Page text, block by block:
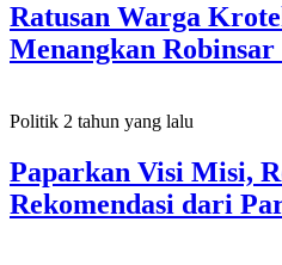
Ratusan Warga
Menangkan
Politik 2 tahun yang lalu
Paparkan Visi Misi,
Rekomendasi dari